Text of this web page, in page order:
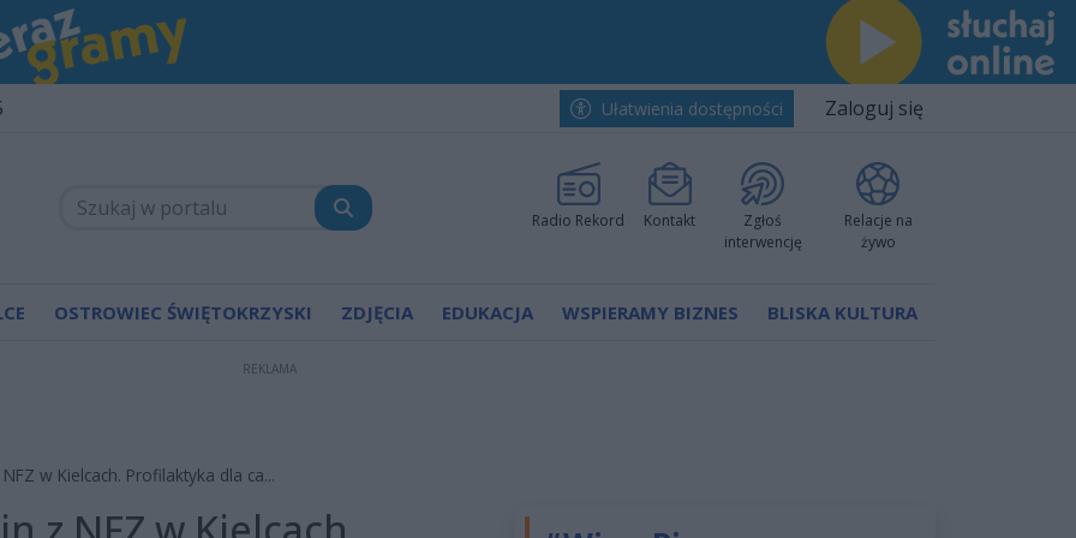
Ułatwienia dostępności Zaloguj się
Radio Rekord Kontakt
Zgłoś
interwencję
Relacje na
żywo
OSTROWIEC ŚWIĘTOKRZYSKI ZDJĘCIA EDUKACJA WSPIERAMY BIZNES BLISKA KULTURA
REKLAMA
w Kielcach. Profilaktyka dla ca...